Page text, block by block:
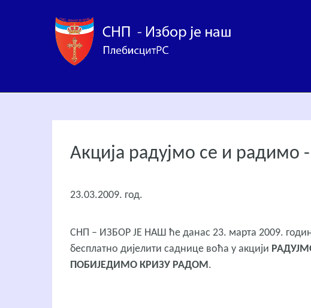
Акција радујмо се и радимо
23.03.2009. год.
СНП – ИЗБОР ЈЕ НАШ ће данас 23. марта 2009.
бесплатно дијелити саднице воћа у акцији
ПОБИЈЕДИМО КРИЗУ РАДОМ.